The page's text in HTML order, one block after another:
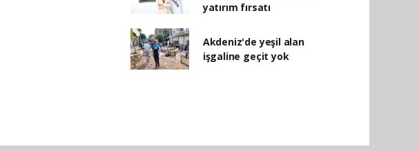
yatırım fırsatı
Akdeniz'de yeşil alan
işgaline geçit yok